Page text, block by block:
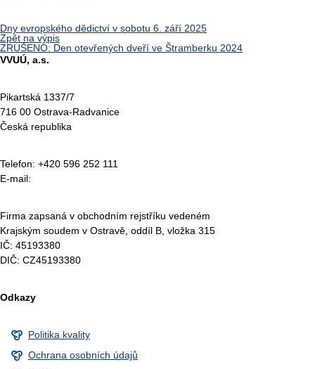
Dny evropského dědictví v sobotu 6. září 2025
Zpět na výpis
ZRUŠENO: Den otevřených dveří ve Štramberku 2024
VVUÚ, a.s.
Pikartská 1337/7
716 00 Ostrava-Radvanice
Česká republika
Telefon: +420 596 252 111
E-mail:
Firma zapsaná v obchodním rejstříku vedeném
Krajským soudem v Ostravě, oddíl B, vložka 315
IČ: 45193380
DIČ: CZ45193380
Odkazy
Politika kvality
Ochrana osobních údajů